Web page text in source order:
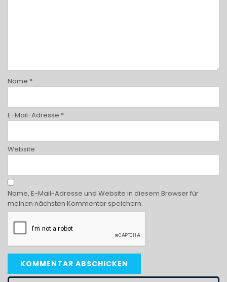
Name *
E-Mail-Adresse *
Website
Name, E-Mail-Adresse und Website in diesem Browser für
meinen nächsten Kommentar speichern.